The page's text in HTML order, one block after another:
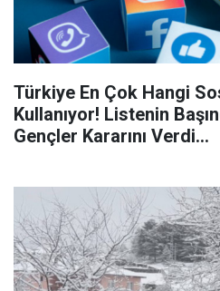
Türkiye En Çok Hangi
Kullanıyor! Listenin
Gençler Kararını Verdi...